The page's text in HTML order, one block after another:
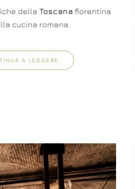
della Toscana fiorentina
cucina romana.
A LEGGERE